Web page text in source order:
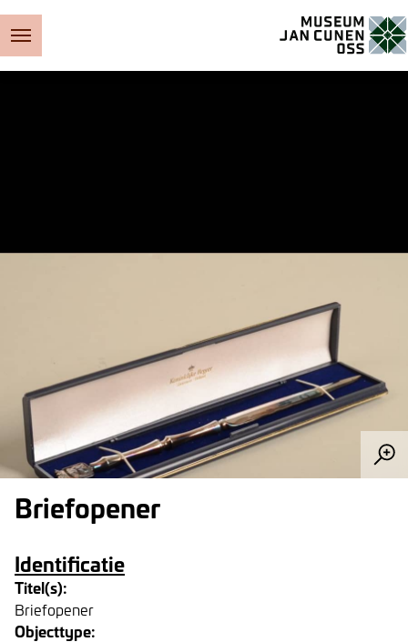
Briefopener
Identificatie
Titel(s):
Briefopener
Objecttype: